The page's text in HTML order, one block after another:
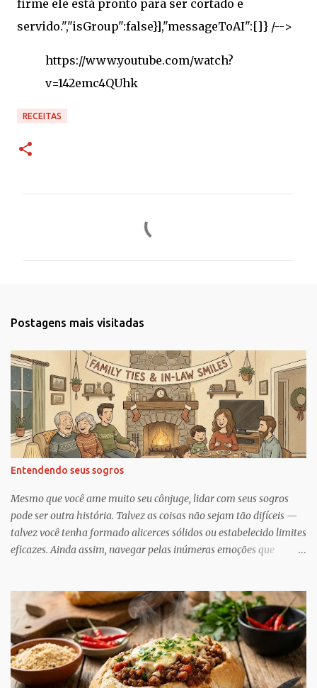
https://www.youtube.com/watch?
v=142emc4QUhk
RECEITAS
r
i
o
s
Postagens mais visitadas
Entendendo seus sogros
Mesmo que você ame muito seu cônjuge, lidar com seus sogros
pode ser outra história. Talvez as coisas não sejam tão difíceis —
talvez você tenha formado alicerces sólidos ou estabelecido limites
eficazes. Ainda assim, navegar pelas inúmeras emoções que
professor da Escola de Serviço Social da Universidade de
Maryland. Greif é coautor de In-Law Relationships: Mothers,
Daughters, Fathers, and Sons , para o qual ele e o coautor Michael
Wooley, PhD, MSW, DCSW, entrevistaram mais de 1.500 sogros
para compartilhar como esses relacionamentos, embora às vezes